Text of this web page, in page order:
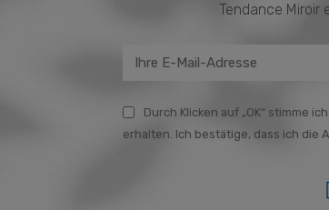
Tendance
Durch Klicken auf „OK“ stimme
erhalten. Ich bestätige, dass ich die